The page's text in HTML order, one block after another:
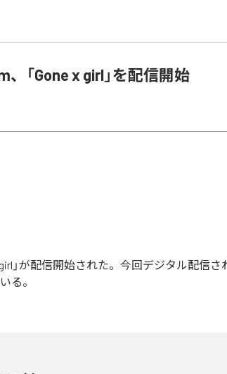
、「Gone x girl」を配信開始
girl」が配信開始された。今回デジタル配信さ
る。